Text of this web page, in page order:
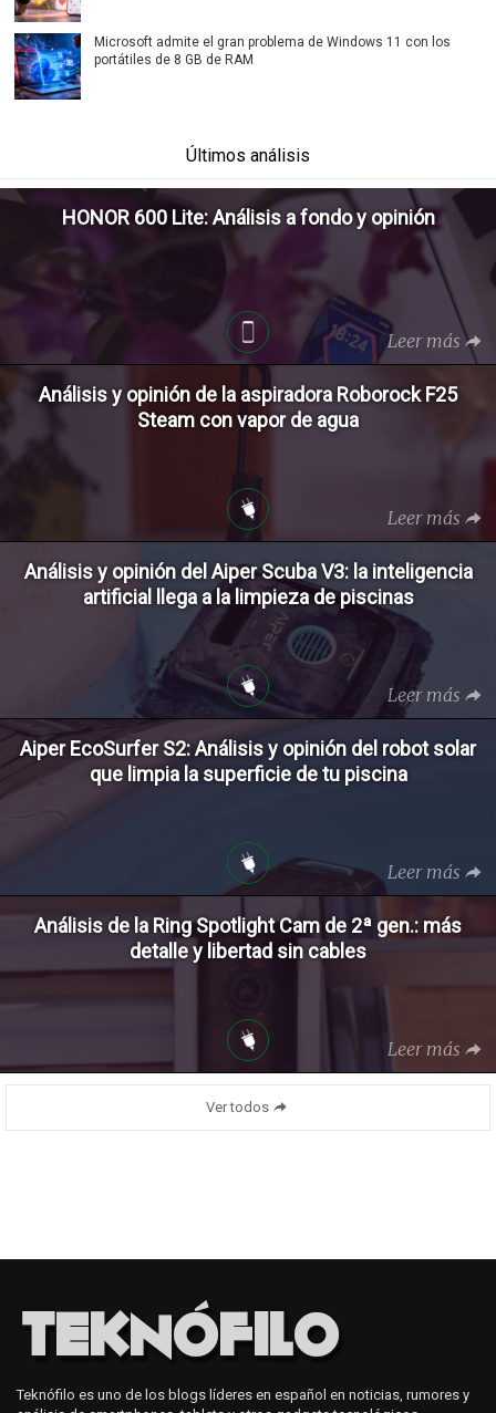
Microsoft admite el gran problema de Windows 11 con los
portátiles de 8 GB de RAM
Últimos análisis
HONOR 600 Lite: Análisis a fondo y opinión
Leer más
Análisis y opinión de la aspiradora Roborock F25
Steam con vapor de agua
Leer más
Análisis y opinión del Aiper Scuba V3: la inteligencia
artificial llega a la limpieza de piscinas
Leer más
Aiper EcoSurfer S2: Análisis y opinión del robot solar
que limpia la superficie de tu piscina
Leer más
Análisis de la Ring Spotlight Cam de 2ª gen.: más
detalle y libertad sin cables
Leer más
Ver todos
Teknófilo es uno de los blogs líderes en español en noticias, rumores y